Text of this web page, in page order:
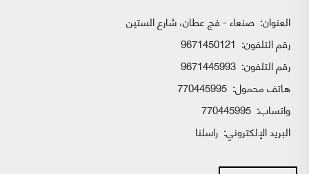
العنوان: صنعاء - فج عطان، شارع الستين
رقم التلفون: 9671450121
رقم التلفون: 9671445993
هاتف محمول: 770445995
واتساب:
البريد الإلكتروني: راسلنا